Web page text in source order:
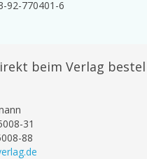
92-770401-6
beim Verlag
31
88